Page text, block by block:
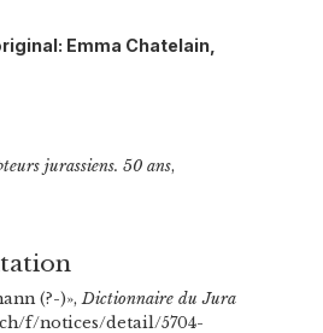
Emma Chatelain,
jurassiens. 50 ans,
(?-)», Dictionnaire du Jura
f/notices/detail/5704-